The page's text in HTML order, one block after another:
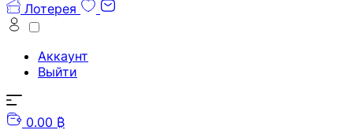
Лотерея
Аккаунт
Выйти
0.00 ₿